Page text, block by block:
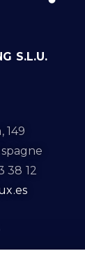
S.L.U.
149
38 12